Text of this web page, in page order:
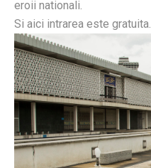
eroii nationali.
Si aici intrarea este gratuita.